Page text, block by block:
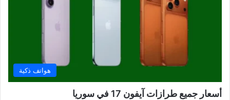
هواتف ذكية
أسعار جميع طرازات آيفون 17 في سوريا